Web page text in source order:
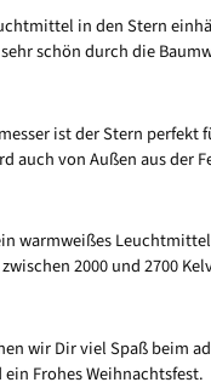
in den Stern
schön durch die
ist der Stern perfekt
auch von Außen aus der
warmweißes
2000 und 2700
wir Dir viel Spaß beim
Frohes Weihnachtsfest.